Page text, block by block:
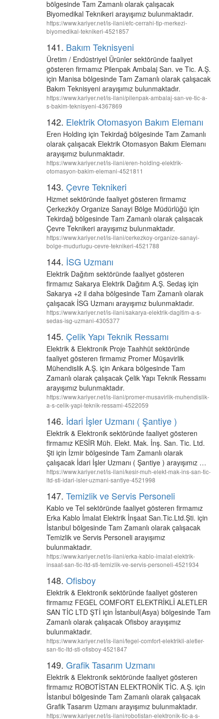
bölgesinde Tam Zamanlı olarak çalışacak
Biyomedikal Teknikeri arayışımız bulunmaktadır.
https://www.kariyer.net/is-ilani/efc-cerrahi-tip-merkezi-
biyomedikal-teknikeri-4521857
141. Bakım Teknisyeni
Üretim / Endüstriyel Ürünler sektöründe faaliyet
gösteren firmamız Pilenpak Ambalaj San. ve Tic. A.Ş.
için Manisa bölgesinde Tam Zamanlı olarak çalışacak
Bakım Teknisyeni arayışımız bulunmaktadır.
https://www.kariyer.net/is-ilani/pilenpak-ambalaj-san-ve-tic-a-
s-bakim-teknisyeni-4367869
142. Elektrik Otomasyon Bakım Elemanı
Eren Holding için Tekirdağ bölgesinde Tam Zamanlı
olarak çalışacak Elektrik Otomasyon Bakım Elemanı
arayışımız bulunmaktadır.
https://www.kariyer.net/is-ilani/eren-holding-elektrik-
otomasyon-bakim-elemani-4521811
143. Çevre Teknikeri
Hizmet sektöründe faaliyet gösteren firmamız
Çerkezköy Organize Sanayi Bölge Müdürlüğü için
Tekirdağ bölgesinde Tam Zamanlı olarak çalışacak
Çevre Teknikeri arayışımız bulunmaktadır.
https://www.kariyer.net/is-ilani/cerkezkoy-organize-sanayi-
bolge-mudurlugu-cevre-teknikeri-4521788
144. İSG Uzmanı
Elektrik Dağıtım sektöründe faaliyet gösteren
firmamız Sakarya Elektrik Dağıtım A.Ş. Sedaş için
Sakarya +2 il daha bölgesinde Tam Zamanlı olarak
çalışacak İSG Uzmanı arayışımız bulunmaktadır.
https://www.kariyer.net/is-ilani/sakarya-elektrik-dagitim-a-s-
sedas-isg-uzmani-4305377
145. Çelik Yapı Teknik Ressamı
Elektrik & Elektronik Proje Taahhüt sektöründe
faaliyet gösteren firmamız Promer Müşavirlik
Mühendislik A.Ş. için Ankara bölgesinde Tam
Zamanlı olarak çalışacak Çelik Yapı Teknik Ressamı
arayışımız bulunmaktadır.
https://www.kariyer.net/is-ilani/promer-musavirlik-muhendislik-
a-s-celik-yapi-teknik-ressami-4522059
146. İdari İşler Uzmanı ( Şantiye )
Elektrik & Elektronik sektöründe faaliyet gösteren
firmamız KESİR Müh. Elekt. Mak. İnş. San. Tic. Ltd.
Şti için İzmir bölgesinde Tam Zamanlı olarak
çalışacak İdari İşler Uzmanı ( Şantiye ) arayışımız …
https://www.kariyer.net/is-ilani/kesir-muh-elekt-mak-ins-san-tic-
ltd-sti-idari-isler-uzmani-santiye-4521998
147. Temizlik ve Servis Personeli
Kablo ve Tel sektöründe faaliyet gösteren firmamız
Erka Kablo İmalat Elektrik İnşaat San.Tic.Ltd.Şti. için
İstanbul bölgesinde Tam Zamanlı olarak çalışacak
Temizlik ve Servis Personeli arayışımız
bulunmaktadır.
https://www.kariyer.net/is-ilani/erka-kablo-imalat-elektrik-
insaat-san-tic-ltd-sti-temizlik-ve-servis-personeli-4521934
148. Ofisboy
Elektrik & Elektronik sektöründe faaliyet gösteren
firmamız FEGEL COMFORT ELEKTRİKLİ ALETLER
SAN TİC LTD ŞTİ için İstanbul(Asya) bölgesinde Tam
Zamanlı olarak çalışacak Ofisboy arayışımız
bulunmaktadır.
https://www.kariyer.net/is-ilani/fegel-comfort-elektrikli-aletler-
san-tic-ltd-sti-ofisboy-4521847
149. Grafik Tasarım Uzmanı
Elektrik & Elektronik sektöründe faaliyet gösteren
firmamız ROBOTİSTAN ELEKTRONİK TİC. A.Ş. için
İstanbul bölgesinde Tam Zamanlı olarak çalışacak
Grafik Tasarım Uzmanı arayışımız bulunmaktadır.
https://www.kariyer.net/is-ilani/robotistan-elektronik-tic-a-s-